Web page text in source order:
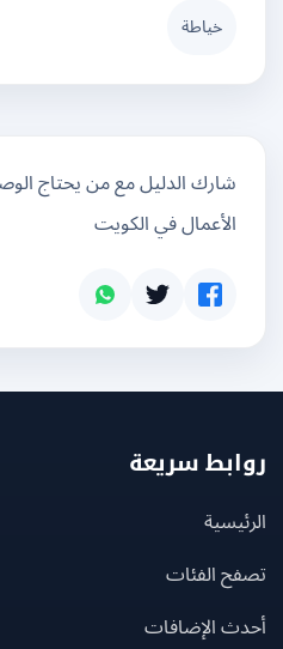
شارك الدليل مع من يحتاج الوصول
الأعمال في الكويت
سريعة
الفئات
الإضافات